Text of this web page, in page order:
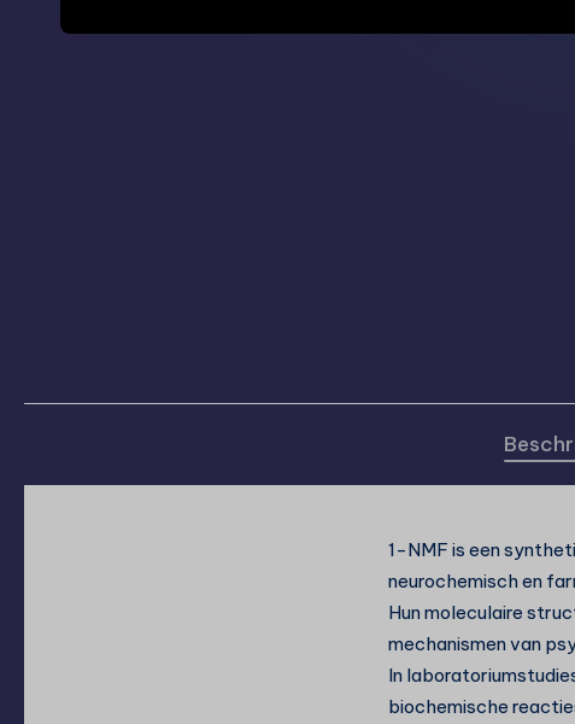
1-NMF is een
neurochemisch en
Hun moleculaire
mechanismen van
In
biochemische